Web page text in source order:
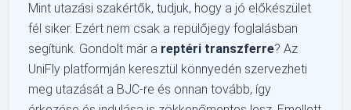
Mint utazási szakértők, tudjuk, hogy a jó előkészület
fél siker. Ezért nem csak a repülőjegy foglalásban
segítünk. Gondolt már a reptéri transzferre? Az
UniFly platformján keresztül könnyedén szervezheti
meg utazását a BJC-re és onnan tovább, így